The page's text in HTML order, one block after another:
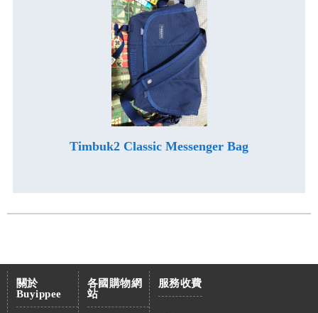
Timbuk2 Classic Messenger Bag
關於
Buyippee
各國購物網
站
服務收費